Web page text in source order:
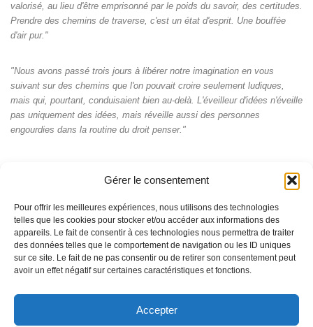
Gérer le consentement
Pour offrir les meilleures expériences, nous utilisons des technologies
telles que les cookies pour stocker et/ou accéder aux informations des
appareils. Le fait de consentir à ces technologies nous permettra de traiter
des données telles que le comportement de navigation ou les ID uniques
sur ce site. Le fait de ne pas consentir ou de retirer son consentement peut
avoir un effet négatif sur certaines caractéristiques et fonctions.
Accepter
valorisé, au lieu d'être emprisonné par le poids du savoir, des certitudes.
Prendre des chemins de traverse, c'est un état d'esprit. Une bouffée
d'air pur."
"Nous avons passé trois jours à libérer notre imagination en vous
suivant sur des chemins que l'on pouvait croire seulement ludiques,
mais qui, pourtant, conduisaient bien au-delà. L'éveilleur d'idées n'éveille
pas uniquement des idées, mais réveille aussi des personnes
engourdies dans la routine du droit penser."
© Pascal Perrat 2026 - La marque et les contenus du site